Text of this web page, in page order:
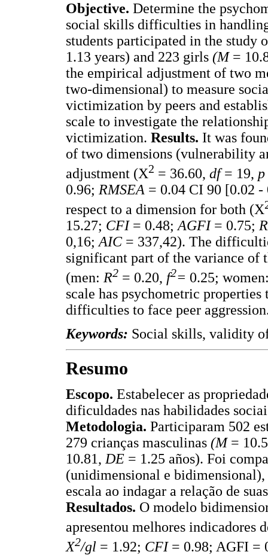
Objective. Determine the
social skills difficulties in
students participated in the
1.13 years) and 223 girls (M =
the empirical adjustment of two
two-dimensional) to measure
victimization by peers and
scale to investigate the
victimization. Results. It was
of two dimensions (vulnerability
adjustment (X2 = 36.60, df= 19, p
0.96; RMSEA = 0.04 CI 90 [0.02
respect to a dimension for both (X
15.27; CFI = 0.48; AGFI = 0.75;
0,16; AIC = 337,42). The
significant part of the variance of
(men: R2 = 0.20, f2= 0.25;
scale has psychometric
difficulties to face peer
Keywords: Social skills, validity
Resumo
Escopo. Estabelecer as
dificuldades nas habilidades
Metodologia. Participaram 502
279 crianças masculinas (M =
10.81,DE = 1.25 años). Foi
(unidimensional e
escala ao indagar a relação de
Resultados. O modelo
apresentou melhores indicadores
X2/gl = 1.92; CFI = 0.98; AGFI =